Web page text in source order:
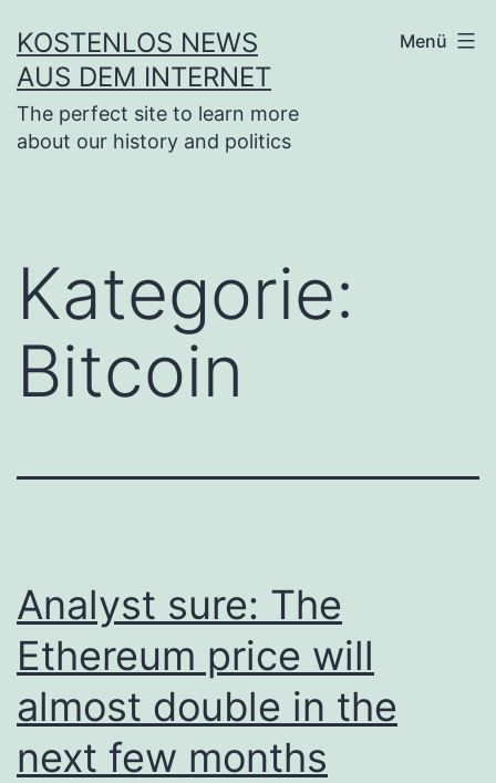
Inhalt
springen
KOSTENLOS NEWS
AUS DEM INTERNET
The perfect site to learn more
about our history and politics
Menü
Kategorie:
Bitcoin
Analyst sure: The
Ethereum price will
almost double in the
next few months